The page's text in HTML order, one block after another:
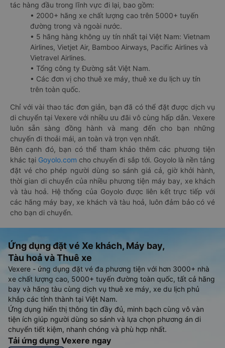
tác hàng đầu trong lĩnh vực đi lại, bao gồm:
• 2000+ hãng xe chất lượng cao trên 5000+ tuyến
đường trong và ngoài nước.
• 5 hãng hàng không uy tín nhất tại Việt Nam: Vietnam
Airlines, Vietjet Air, Bamboo Airways, Pacific Airlines và
Vietravel Airlines.
• Tổng công ty Đường sắt Việt Nam.
• Các đơn vị cho thuê xe máy, thuê xe du lịch uy tín
trên toàn quốc.
Chỉ với vài thao tác đơn giản, bạn đã có thể đặt được dịch vụ
di chuyển tại Vexere với nhiều ưu đãi vô cùng hấp dẫn. Vexere
luôn sẵn sàng đồng hành và mang đến cho bạn những
chuyến đi thoải mái, an toàn và trọn vẹn nhất.
Bên cạnh đó, bạn có thể tham khảo thêm các phương tiện
khác tại Goyolo.com cho chuyến đi sắp tới. Goyolo là nền tảng
đặt vé cho phép người dùng so sánh giá cả, giờ khởi hành,
thời gian di chuyển của nhiều phương tiện máy bay, xe khách
và tàu hoả. Hệ thống của Goyolo được liên kết trực tiếp với
các hãng máy bay, xe khách và tàu hoả, luôn đảm bảo có vé
cho bạn di chuyển.
Ứng dụng đặt vé Xe khách, Máy bay,
Tàu hoả và Thuê xe
Vexere - ứng dụng đặt vé đa phương tiện với hơn 3000+ nhà
xe chất lượng cao, 5000+ tuyến đường toàn quốc, tất cả hãng
bay và hãng tàu cùng dịch vụ thuê xe máy, xe du lịch phủ
khắp các tỉnh thành tại Việt Nam.
Ứng dụng hiển thị thông tin đầy đủ, minh bạch cùng vô vàn
tiện ích giúp người dùng so sánh và lựa chọn phương án di
chuyển tiết kiệm, nhanh chóng và phù hợp nhất.
Tải ứng dụng Vexere ngay